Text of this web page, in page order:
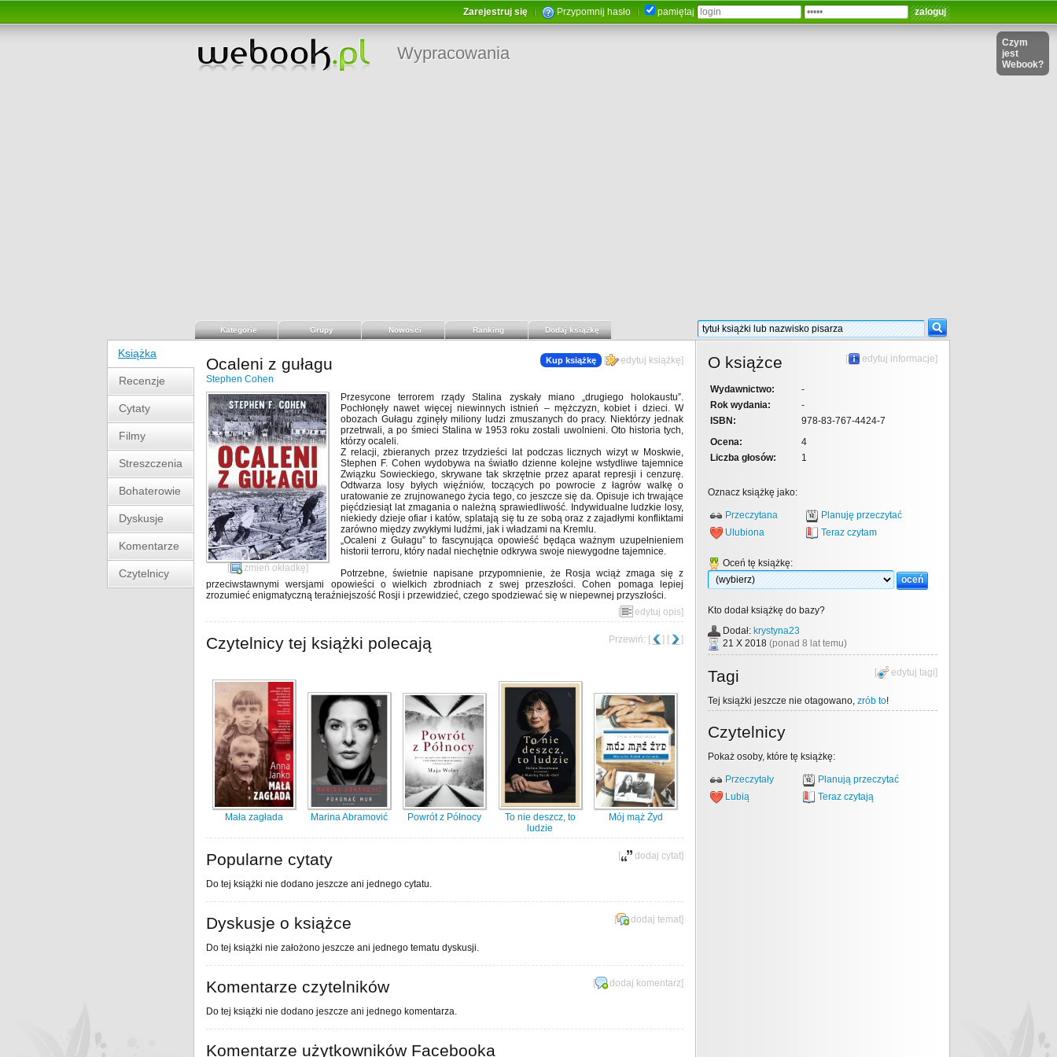
Zarejestruj się Przypomnij hasło pamiętaj
Wypracowania
Czym
jest
Webook?
Kategorie Grupy Nowości Ranking Dodaj książkę
Książka
Recenzje
Cytaty
Filmy
Streszczenia
Bohaterowie
Dyskusje
Komentarze
Czytelnicy
Kup książkę [ edytuj książkę]
Ocaleni z gułagu
Stephen Cohen
[ zmień okładkę]
Przesycone terrorem rządy Stalina zyskały miano „drugiego holokaustu”.
Pochłonęły nawet więcej niewinnych istnień – mężczyzn, kobiet i dzieci. W
obozach Gułagu zginęły miliony ludzi zmuszanych do pracy. Niektórzy jednak
przetrwali, a po śmieci Stalina w 1953 roku zostali uwolnieni. Oto historia tych,
którzy ocaleli.
Z relacji, zbieranych przez trzydzieści lat podczas licznych wizyt w Moskwie,
Stephen F. Cohen wydobywa na światło dzienne kolejne wstydliwe tajemnice
Związku Sowieckiego, skrywane tak skrzętnie przez aparat represji i cenzurę.
Odtwarza losy byłych więźniów, toczących po powrocie z łagrów walkę o
uratowanie ze zrujnowanego życia tego, co jeszcze się da. Opisuje ich trwające
pięćdziesiąt lat zmagania o należną sprawiedliwość. Indywidualne ludzkie losy,
niekiedy dzieje ofiar i katów, splatają się tu ze sobą oraz z zajadłymi konfliktami
zarówno między zwykłymi ludźmi, jak i władzami na Kremlu.
„Ocaleni z Gułagu” to fascynująca opowieść będąca ważnym uzupełnieniem
historii terroru, który nadal niechętnie odkrywa swoje niewygodne tajemnice.
Potrzebne, świetnie napisane przypomnienie, że Rosja wciąż zmaga się z
przeciwstawnymi wersjami opowieści o wielkich zbrodniach z swej przeszłości. Cohen pomaga lepiej
zrozumieć enigmatyczną teraźniejszość Rosji i przewidzieć, czego spodziewać się w niepewnej przyszłości.
[
edytuj opis]
Przewiń: [ ] [ ]
Czytelnicy tej książki polecają
Mała zagłada Marina Abramović Powrót z Północy
To nie deszcz, to
ludzie
Mój mąż Żyd
[ dodaj cytat]
Popularne cytaty
Do tej książki nie dodano jeszcze ani jednego cytatu.
[ dodaj temat]
Dyskusje o książce
Do tej książki nie założono jeszcze ani jednego tematu dyskusji.
[ dodaj komentarz]
Komentarze czytelników
Do tej książki nie dodano jeszcze ani jednego komentarza.
Komentarze użytkowników Facebooka
[ edytuj informacje]
O książce
Wydawnictwo:
-
Rok wydania:
-
ISBN:
978-83-767-4424-7
Ocena:
4
Liczba głosów:
1
Oznacz książkę jako:
Przeczytana
Planuję przeczytać
Ulubiona
Teraz czytam
Oceń tę książkę:
Kto dodał książkę do bazy?
Dodał: krystyna23
21 X 2018 (ponad 8 lat temu)
[ edytuj tagi]
Tagi
Tej książki jeszcze nie otagowano, zrób to!
Czytelnicy
Pokaż osoby, które tę książkę:
Przeczytały
Planują przeczytać
Lubią
Teraz czytają